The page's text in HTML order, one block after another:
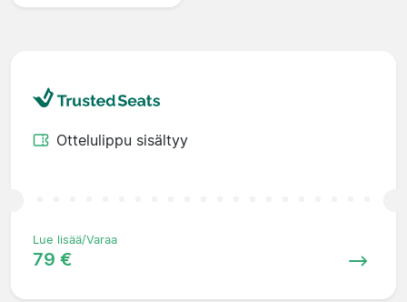
Ottelulippu sisältyy
Lue lisää/Varaa
79 €